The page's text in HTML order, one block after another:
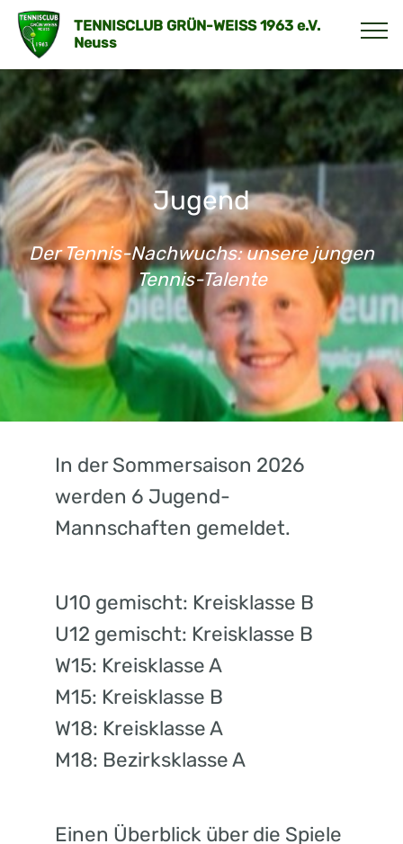
TENNISCLUB GRÜN-WEISS 1963 e.V.
Neuss
Jugend
Der Tennis-Nachwuchs: unsere jungen
Tennis-Talente
In der Sommersaison 2026
werden 6 Jugend-
Mannschaften gemeldet.
U10 gemischt: Kreisklasse B
U12 gemischt: Kreisklasse B
W15: Kreisklasse A
M15: Kreisklasse B
W18: Kreisklasse A
M18: Bezirksklasse A
Einen Überblick über die Spiele